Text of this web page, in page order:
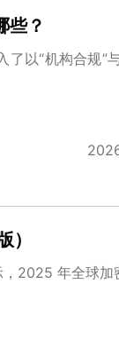
些？
以“机构合规”
2025 年全球加